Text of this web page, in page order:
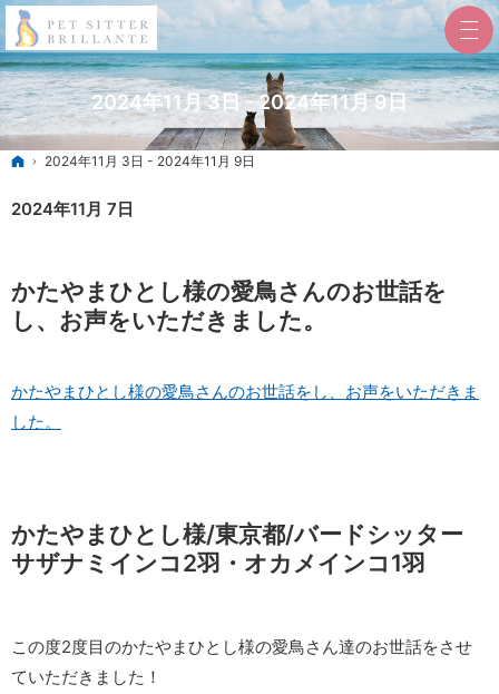
2024年11月 3日 - 2024年11月 9日
ホーム
2024年11月 3日 - 2024年11月 9日
2024年11月 7日
かたやまひとし様の愛鳥さんのお世話を
し、お声をいただきました。
かたやまひとし様の愛鳥さんのお世話をし、お声をいただきま
した。
かたやまひとし様/東京都/バードシッター
サザナミインコ2羽・オカメインコ1羽
この度2度目のかたやまひとし様の愛鳥さん達のお世話をさせ
ていただきました！